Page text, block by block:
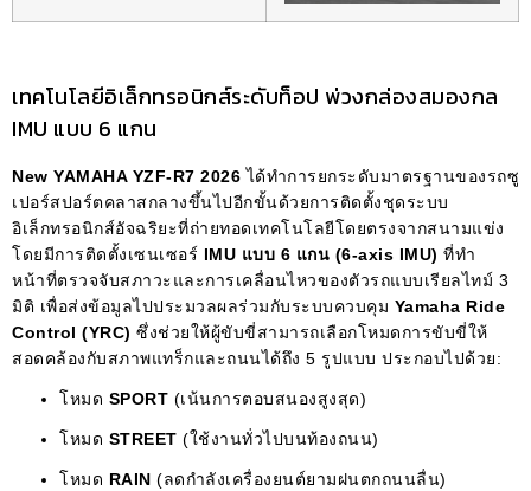
เทคโนโลยีอิเล็กทรอนิกส์ระดับท็อป พ่วงกล่องสมองกล
IMU แบบ 6 แกน
New YAMAHA YZF-R7 2026 ได้ทำการยกระดับมาตรฐานของรถซู
เปอร์สปอร์ตคลาสกลางขึ้นไปอีกขั้นด้วยการติดตั้งชุดระบบ
อิเล็กทรอนิกส์อัจฉริยะที่ถ่ายทอดเทคโนโลยีโดยตรงจากสนามแข่ง
โดยมีการติดตั้งเซนเซอร์ IMU แบบ 6 แกน (6-axis IMU) ที่ทำ
หน้าที่ตรวจจับสภาวะและการเคลื่อนไหวของตัวรถแบบเรียลไทม์ 3
มิติ เพื่อส่งข้อมูลไปประมวลผลร่วมกับระบบควบคุม Yamaha Ride
Control (YRC) ซึ่งช่วยให้ผู้ขับขี่สามารถเลือกโหมดการขับขี่ให้
สอดคล้องกับสภาพแทร็กและถนนได้ถึง 5 รูปแบบ ประกอบไปด้วย:
โหมด SPORT (เน้นการตอบสนองสูงสุด)
โหมด STREET (ใช้งานทั่วไปบนท้องถนน)
โหมด RAIN (ลดกำลังเครื่องยนต์ยามฝนตกถนนลื่น)